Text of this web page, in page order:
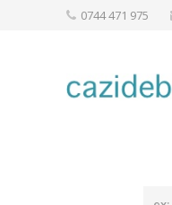
0744 471 975